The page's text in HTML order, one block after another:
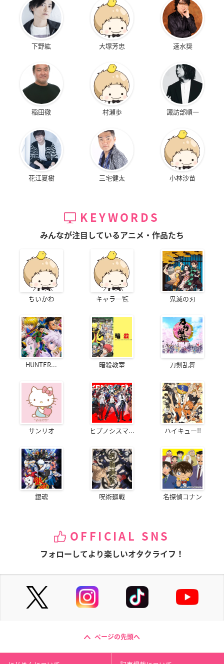
下野紘 大塚芳忠 速水奨
稲田徹 村瀬歩 諏訪部順一
花江夏樹 三宅健太 小林沙苗
KEYWORDS
みんなが注目しているアニメ・作品たち
ちいかわ キャラ一覧 鬼滅の刃
HUNTER... 暗殺教室 刀剣乱舞
サンリオ ヒプノシスマ... ハイキュー!!
銀魂 呪術廻戦 名探偵コナン
OFFICIAL SNS
フォローしてより楽しいオタクライフ！
ページの先頭へ